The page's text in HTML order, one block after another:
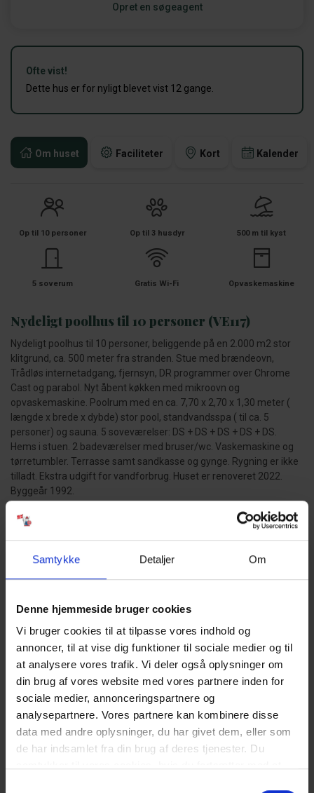
Samtykke Detaljer Om
Denne hjemmeside bruger cookies
Vi bruger cookies til at tilpasse vores indhold og
annoncer, til at vise dig funktioner til sociale medier og til
at analysere vores trafik. Vi deler også oplysninger om
din brug af vores website med vores partnere inden for
sociale medier, annonceringspartnere og
analysepartnere. Vores partnere kan kombinere disse
data med andre oplysninger, du har givet dem, eller som
de har indsamlet fra din brug af deres tjenester. Du
Om huset Faciliteter Kort Kalender
Op til 10 personer Op til 3 husdyr 500 m til kyst
5 soverum Gratis Wi-Fi Opvaskemaskine
Nydeligt poolhus til 10 personer (VE117)
Nydeligt poolhus til 10 personer, beliggende på en 2.000 m2 stor
klitgrund, ca. 500 meter fra stranden. Stue med brændeovn,
Trådløs internetadgang, fjernsyn, DR programmer over Chrome
Cast og parabol. Nyt åbent køkken med mikroovn og
opvaskemaskine. Poolrum med en ca. 7,70 x 2,70 x 1,30 meter (
længde x brede x dybde) stor pool, standvandsspa ( til ca. 5
personer) og sauna. 5 soveværelser: DS + DS + DS + DS + DS.
Hems i stuen. 2 badeværelser med bruser/wc. Vaskemaskine og
tørretumbler. Terrasse samt sandkasse og gynge. Rygning er ikke
tilladt. Ekstra udgift for vandforbrug. Huset er renoveret 2022.
Byggeår 1992.
HUSDYR:
GODT AT VIDE:
Sauna og spa.
Strømforbrug afregnes efter aflæsning.
Vandforbrug er ikke inklusiv i prisen.
Rengøring er inklusiv i prisen.
5 soveværelser med dobbeltseng 180x200 cm
Det er muligt at låne barneseng og højstol fra kontoret.
Sengelinned er ikke inkluderet men kan tilkøbes.
NÆRMESTE INDKØB:
Bageri 1,3 km fra ferieboligen. Supermarked ”Storkøb” 1,2 km fra
Opret en søgeagent
Ofte vist!
Dette hus er for nyligt blevet vist 12 gange.